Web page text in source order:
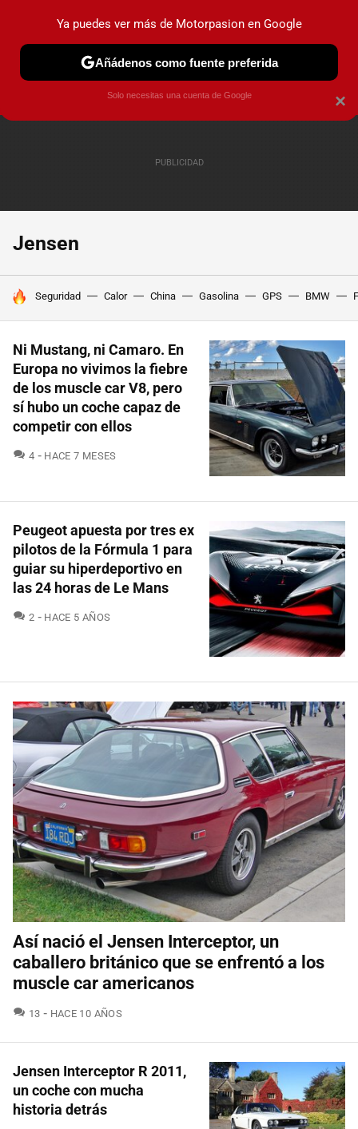
PRUEBAS COCHES ELÉCTRICOS OBSERVATORIO
Jensen
HOY SE HABLA DE
Seguridad Calor China Gasolina GPS BMW
Ni Mustang, ni Camaro. En
Europa no vivimos la fiebre
de los muscle car V8, pero
sí hubo un coche capaz de
competir con ellos
4 COMENTARIOS
HACE 7 MESES
Peugeot apuesta por tres ex
pilotos de la Fórmula 1 para
guiar su hiperdeportivo en
las 24 horas de Le Mans
2 COMENTARIOS
HACE 5 AÑOS
Así nació el Jensen Interceptor, un
caballero británico que se enfrentó a los
muscle car americanos
13 COMENTARIOS
HACE 10 AÑOS
Jensen Interceptor R 2011,
un coche con mucha
historia detrás
×
Ya puedes ver más de Motorpasion en Google
Añádenos como fuente preferida
Solo necesitas una cuenta de Google